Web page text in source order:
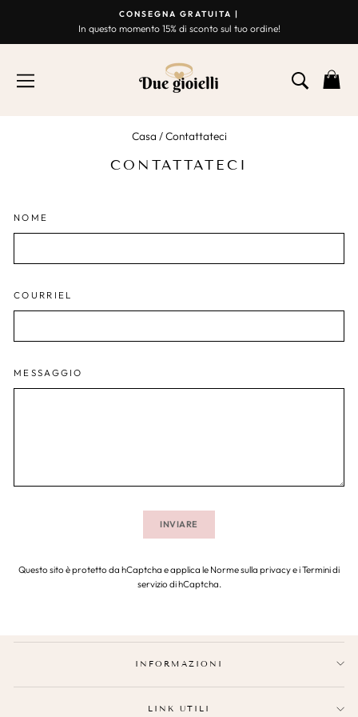
contenuto
Presentazione
CONSEGNA GRATUITA |
In questo momento 15% di sconto sul tuo ordine!
Casa /Contattateci
CONTATTATECI
NOME
COURRIEL
MESSAGGIO
INVIARE
Questo sito è protetto da hCaptcha e applica le Norme sulla privacye iTermini di
servizio di hCaptcha.
INFORMAZIONI
LINK UTILI